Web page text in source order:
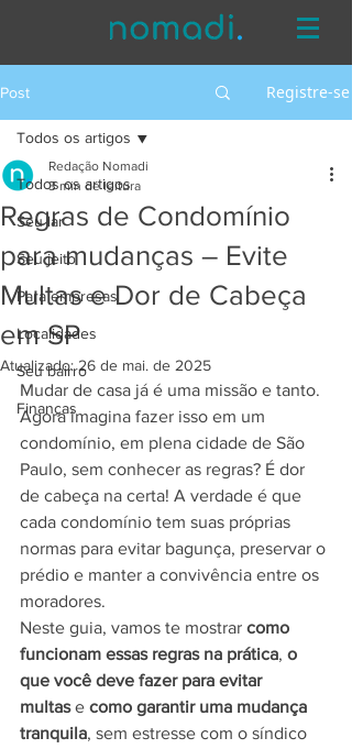
Post Registre-se
Todos os artigos
Seu lar
Seu jeito
Para empresas
Localidades
Seu bairro
Finanças
Todos os artigos
Regras de Condomínio
para mudanças – Evite
Multas e Dor de Cabeça
em SP
Redação Nomadi
3 min de leitura
Atualizado:26 de mai. de 2025
Mudar de casa já é uma missão e tanto.
Agora imagina fazer isso em um
condomínio, em plena cidade de São
Paulo, sem conhecer as regras? É dor
de cabeça na certa! A verdade é que
cada condomínio tem suas próprias
normas para evitar bagunça, preservar o
prédio e manter a convivência entre os
moradores.
Neste guia, vamos te mostrar como
funcionam essas regras na prática, o
que você deve fazer para evitar
multas e como garantir uma mudança
tranquila, sem estresse com o síndico